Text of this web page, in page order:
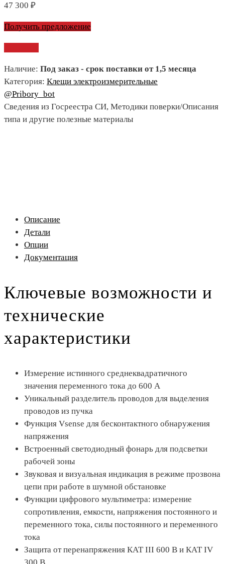
47 300 ₽
Получить предложение
Наличие: Под заказ - срок поставки от 1,5 месяца
Категория: Клещи электроизмерительные
@Pribory_bot
Сведения из Госреестра СИ, Методики поверки/Описания
типа и другие полезные материалы
Описание
Детали
Опции
Документация
Ключевые возможности и
технические
характеристики
Измерение истинного среднеквадратичного
значения переменного тока до 600 A
Уникальный разделитель проводов для выделения
проводов из пучка
Функция Vsense для бесконтактного обнаружения
напряжения
Встроенный светодиодный фонарь для подсветки
рабочей зоны
Звуковая и визуальная индикация в режиме прозвона
цепи при работе в шумной обстановке
Функции цифрового мультиметра: измерение
сопротивления, емкости, напряжения постоянного и
переменного тока, силы постоянного и переменного
тока
Защита от перенапряжения КАТ III 600 В и КАТ IV